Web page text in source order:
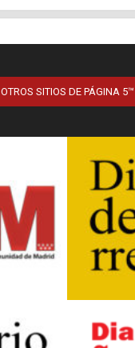
OTROS SITIOS DE PÁGINA 5™